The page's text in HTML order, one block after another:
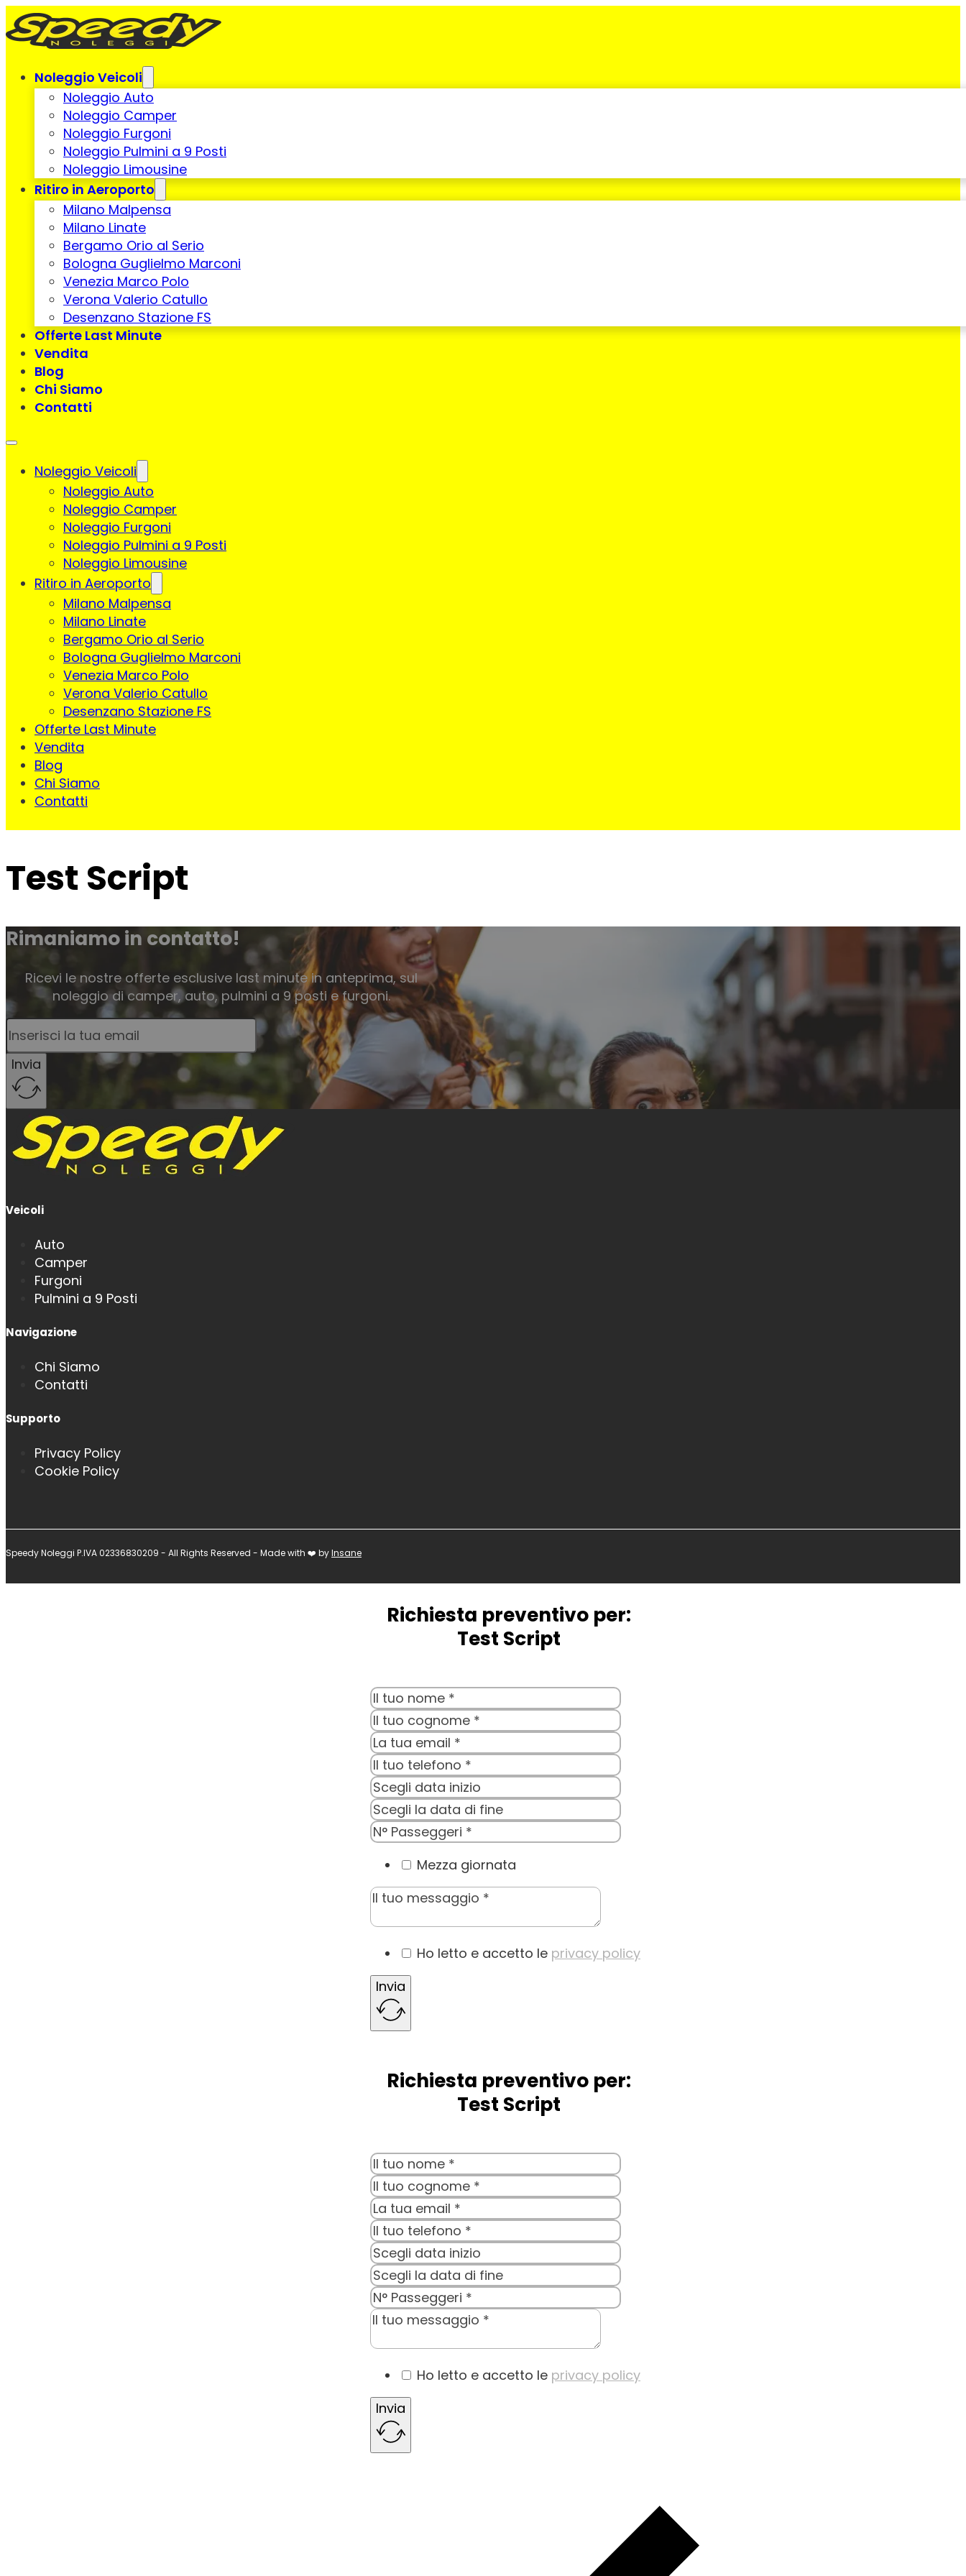
Noleggio Veicoli
Noleggio Auto
Noleggio Camper
Noleggio Furgoni
Noleggio Pulmini a 9 Posti
Noleggio Limousine
Ritiro in Aeroporto
Milano Malpensa
Milano Linate
Bergamo Orio al Serio
Bologna Guglielmo Marconi
Venezia Marco Polo
Verona Valerio Catullo
Desenzano Stazione FS
Offerte Last Minute
Vendita
Blog
Chi Siamo
Contatti
Noleggio Veicoli
Noleggio Auto
Noleggio Camper
Noleggio Furgoni
Noleggio Pulmini a 9 Posti
Noleggio Limousine
Ritiro in Aeroporto
Milano Malpensa
Milano Linate
Bergamo Orio al Serio
Bologna Guglielmo Marconi
Venezia Marco Polo
Verona Valerio Catullo
Desenzano Stazione FS
Offerte Last Minute
Vendita
Blog
Chi Siamo
Contatti
Test Script
Rimaniamo in contatto!
Ricevi le nostre offerte esclusive last minute in anteprima, sul
noleggio di camper, auto, pulmini a 9 posti e furgoni.
Invia
Veicoli
Auto
Camper
Furgoni
Pulmini a 9 Posti
Navigazione
Chi Siamo
Contatti
Supporto
Privacy Policy
Cookie Policy
Speedy Noleggi P.IVA 02336830209 - All Rights Reserved - Made with ❤️ byInsane
Richiesta preventivo per:
Test Script
Mezza giornata
Ho letto e accetto le privacy policy
Invia
Richiesta preventivo per:
Test Script
Ho letto e accetto le privacy policy
Invia